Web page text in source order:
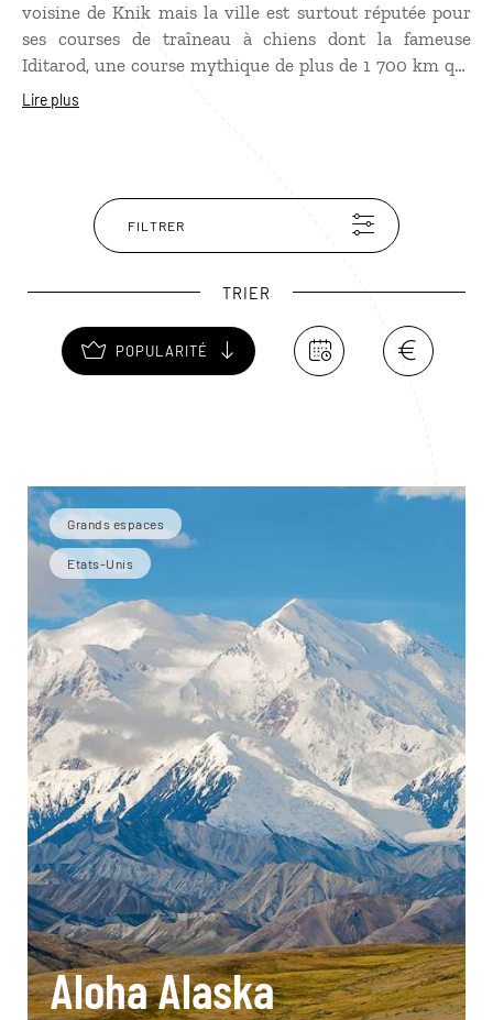
voisine de Knik mais la ville est surtout réputée pour
ses courses de traîneau à chiens dont la fameuse
Iditarod, une course mythique de plus de 1 700 km qui
traverse la taïga, entre Anchorage et Nome. Vous
Lire plus
FILTRER
TRIER
POPULARITÉ
Grands espaces
Etats-Unis
Aloha Alaska